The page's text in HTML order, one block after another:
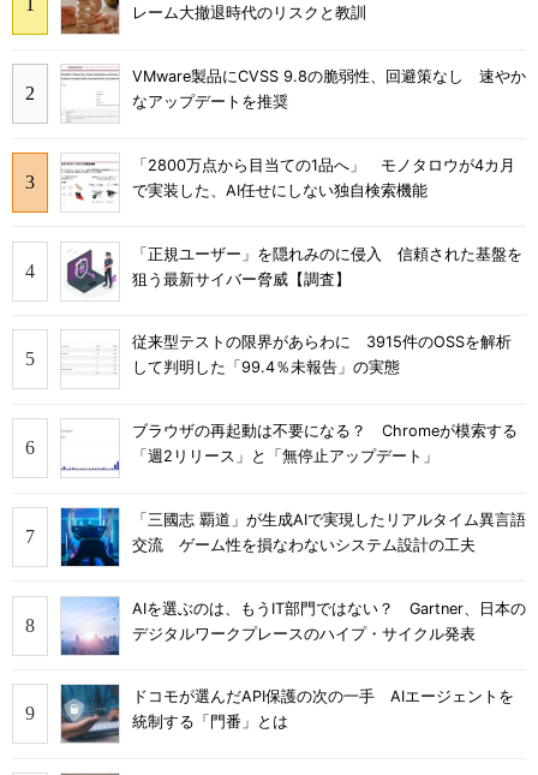
レーム大撤退時代のリスクと教訓
VMware製品にCVSS 9.8の脆弱性、回避策なし 速やか
なアップデートを推奨
「2800万点から目当ての1品へ」 モノタロウが4カ月
で実装した、AI任せにしない独自検索機能
「正規ユーザー」を隠れみのに侵入 信頼された基盤を
狙う最新サイバー脅威【調査】
従来型テストの限界があらわに 3915件のOSSを解析
して判明した「99.4％未報告」の実態
ブラウザの再起動は不要になる？ Chromeが模索する
「週2リリース」と「無停止アップデート」
「三國志 覇道」が生成AIで実現したリアルタイム異言語
交流 ゲーム性を損なわないシステム設計の工夫
AIを選ぶのは、もうIT部門ではない？ Gartner、日本の
デジタルワークプレースのハイプ・サイクル発表
ドコモが選んだAPI保護の次の一手 AIエージェントを
統制する「門番」とは